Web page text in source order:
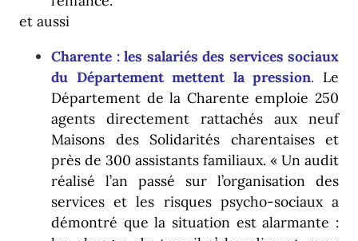
et aussi
Charente : les salariés des services sociaux
du Département mettent la pression. Le
Département de la Charente emploie 250
agents directement rattachés aux neuf
Maisons des Solidarités charentaises et
près de 300 assistants familiaux. « Un audit
réalisé l’an passé sur l’organisation des
services et les risques psycho-sociaux a
démontré que la situation est alarmante :